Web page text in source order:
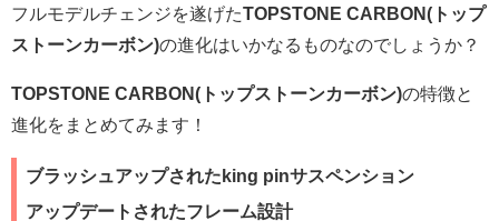
フルモデルチェンジを遂げたTOPSTONE CARBON(トップ
ストーンカーボン)の進化はいかなるものなのでしょうか？
TOPSTONE CARBON(トップストーンカーボン)の特徴と
進化をまとめてみます！
ブラッシュアップされたking pinサスペンション
アップデートされたフレーム設計